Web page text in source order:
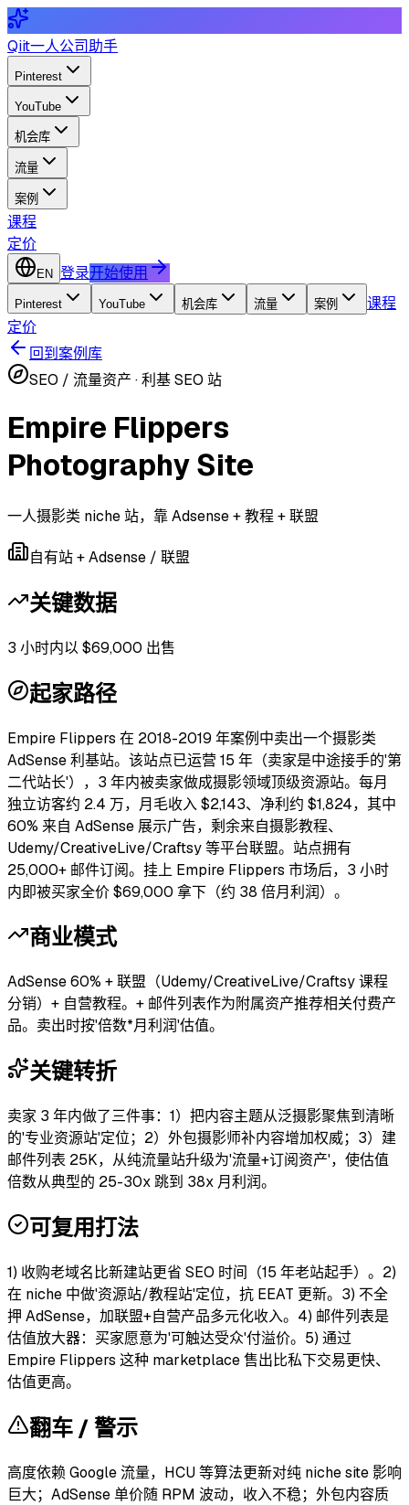
Qiit一人公司助手
Pinterest
YouTube
机会库
流量
案例
课程
定价
EN 登录开始使用
Pinterest YouTube 机会库 流量 案例
课程
定价
回到案例库
SEO / 流量资产 ·利基 SEO 站
Empire Flippers
Photography Site
一人摄影类 niche 站，靠 Adsense + 教程 + 联盟
自有站 + Adsense / 联盟
关键数据
3 小时内以 $69,000 出售
起家路径
Empire Flippers 在 2018-2019 年案例中卖出一个摄影类
AdSense 利基站。该站点已运营 15 年（卖家是中途接手的'第
二代站长'），3 年内被卖家做成摄影领域顶级资源站。每月
独立访客约 2.4 万，月毛收入 $2,143、净利约 $1,824，其中
60% 来自 AdSense 展示广告，剩余来自摄影教程、
Udemy/CreativeLive/Craftsy 等平台联盟。站点拥有
25,000+ 邮件订阅。挂上 Empire Flippers 市场后，3 小时
内即被买家全价 $69,000 拿下（约 38 倍月利润）。
商业模式
AdSense 60% + 联盟（Udemy/CreativeLive/Craftsy 课程
分销）+ 自营教程。+ 邮件列表作为附属资产推荐相关付费产
品。卖出时按'倍数*月利润'估值。
关键转折
卖家 3 年内做了三件事：1）把内容主题从泛摄影聚焦到清晰
的'专业资源站'定位；2）外包摄影师补内容增加权威；3）建
邮件列表 25K，从纯流量站升级为'流量+订阅资产'，使估值
倍数从典型的 25-30x 跳到 38x 月利润。
可复用打法
1) 收购老域名比新建站更省 SEO 时间（15 年老站起手）。2)
在 niche 中做'资源站/教程站'定位，抗 EEAT 更新。3) 不全
押 AdSense，加联盟+自营产品多元化收入。4) 邮件列表是
估值放大器：买家愿意为'可触达受众'付溢价。5) 通过
Empire Flippers 这种 marketplace 售出比私下交易更快、
估值更高。
翻车 / 警示
高度依赖 Google 流量，HCU 等算法更新对纯 niche site 影响
巨大；AdSense 单价随 RPM 波动，收入不稳；外包内容质